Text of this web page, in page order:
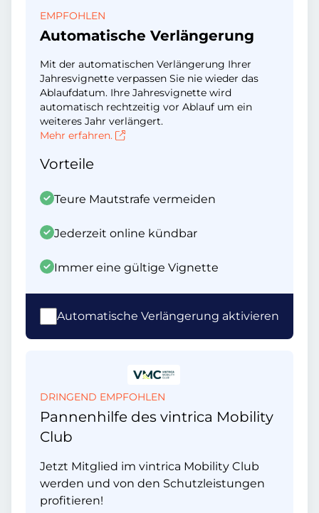
EMPFOHLEN
Automatische Verlängerung
Mit der automatischen Verlängerung Ihrer
Jahresvignette verpassen Sie nie wieder das
Ablaufdatum. Ihre Jahresvignette wird
automatisch rechtzeitig vor Ablauf um ein
weiteres Jahr verlängert.
Mehr erfahren.
Vorteile
Teure Mautstrafe vermeiden
Jederzeit online kündbar
Immer eine gültige Vignette
Automatische Verlängerung aktivieren
DRINGEND EMPFOHLEN
Pannenhilfe des vintrica Mobility
Club
Jetzt Mitglied im vintrica Mobility Club
werden und von den Schutzleistungen
profitieren!